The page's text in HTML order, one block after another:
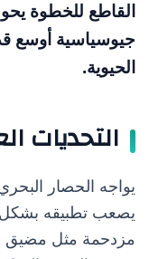
القاطع للخطوة
جيوسياسية أوسع
الحيوية.
التحديات
يواجه الحصار
يصعب تطبيقه بشكل
مزدحمة مثل مضيق